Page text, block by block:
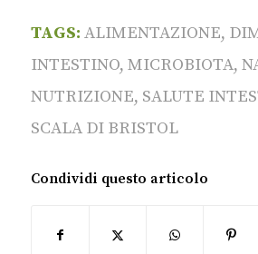
TAGS: ALIMENTAZIONE,
INTESTINO, MICROBIOTA,
NUTRIZIONE, SALUTE
SCALA DI BRISTOL
Condividi questo articolo